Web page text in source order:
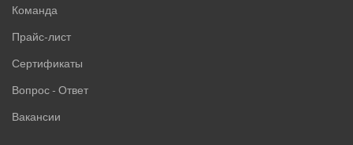
Команда
Прайс-лист
Сертификаты
Вопрос - Ответ
Вакансии